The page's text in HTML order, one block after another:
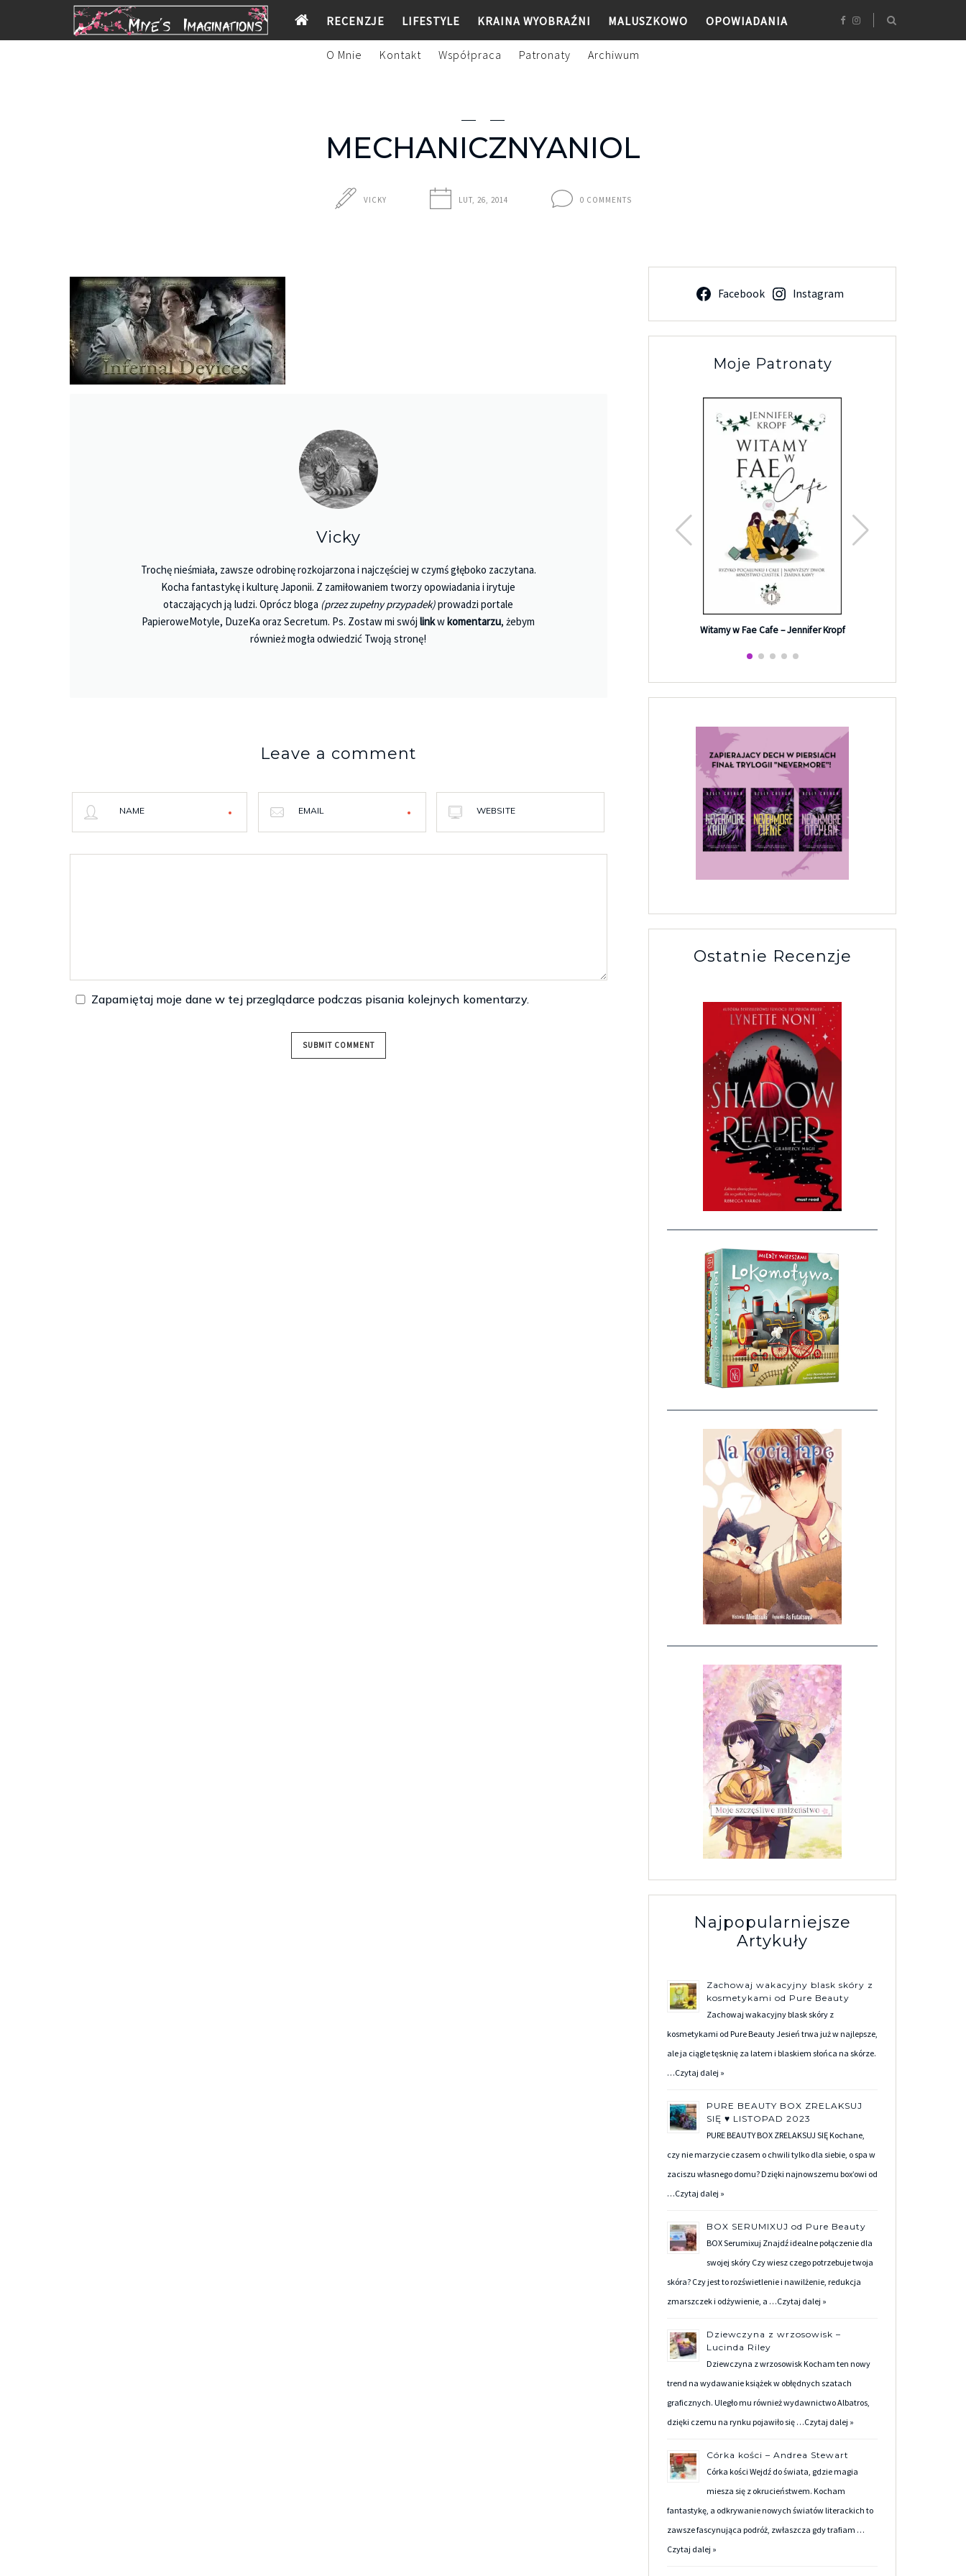
RECENZJE LIFESTYLE KRAINA WYOBRAŹNI MALUSZKOWO OPOWIADANIA
O Mnie Kontakt Współpraca Patronaty Archiwum
MECHANICZNYANIOL
VICKY LUT, 26, 2014 0 COMMENTS
Vicky
Trochę nieśmiała, zawsze odrobinę rozkojarzona i najczęściej w czymś głęboko zaczytana.
Kocha fantastykę i kulturę Japonii. Z zamiłowaniem tworzy opowiadania i irytuje
otaczających ją ludzi. Oprócz bloga (przez zupełny przypadek)prowadzi portale
PapieroweMotyle, DuzeKa oraz Secretum. Ps. Zostaw mi swójlinkw komentarzu, żebym
również mogła odwiedzić Twoją stronę!
Leave a comment
NAME EMAIL WEBSITE
Zapamiętaj moje dane w tej przeglądarce podczas pisania kolejnych komentarzy.
Facebook Instagram
Moje Patronaty
Księgarnie i kościopył – Travis Baldree
Witamy w Fae Cafe – Jennifer Kropf
Ostatnie Recenzje
Najpopularniejsze
Artykuły
Zachowaj wakacyjny blask skóry z
kosmetykami od Pure Beauty
Zachowaj wakacyjny blask skóry z
kosmetykami od Pure Beauty Jesień trwa już w najlepsze,
ale ja ciągle tęsknię za latem i blaskiem słońca na skórze.
…Czytaj dalej »
PURE BEAUTY BOX ZRELAKSUJ
SIĘ ♥ LISTOPAD 2023
PURE BEAUTY BOX ZRELAKSUJ SIĘ Kochane,
czy nie marzycie czasem o chwili tylko dla siebie, o spa w
zaciszu własnego domu? Dzięki najnowszemu box’owi od
…Czytaj dalej »
BOX SERUMIXUJ od Pure Beauty
BOX Serumixuj Znajdź idealne połączenie dla
swojej skóry Czy wiesz czego potrzebuje twoja
skóra? Czy jest to rozświetlenie i nawilżenie, redukcja
zmarszczek i odżywienie, a …Czytaj dalej »
Dziewczyna z wrzosowisk –
Lucinda Riley
Dziewczyna z wrzosowisk Kocham ten nowy
trend na wydawanie książek w obłędnych szatach
graficznych. Uległo mu również wydawnictwo Albatros,
dzięki czemu na rynku pojawiło się …Czytaj dalej »
Córka kości – Andrea Stewart
Córka kości Wejdź do świata, gdzie magia
miesza się z okrucieństwem. Kocham
fantastykę, a odkrywanie nowych światów literackich to
zawsze fascynująca podróż, zwłaszcza gdy trafiam …
Czytaj dalej »